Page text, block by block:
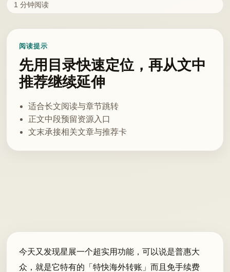
1 分钟阅读
阅读提示
先用目录快速定位，再从文中
推荐继续延伸
适合长文阅读与章节跳转
正文中段预留资源入口
文末承接相关文章与推荐卡
今天又发现星展一个超实用功能，可以说是普惠大
众，就是它特有的「特快海外转账」而且免手续费